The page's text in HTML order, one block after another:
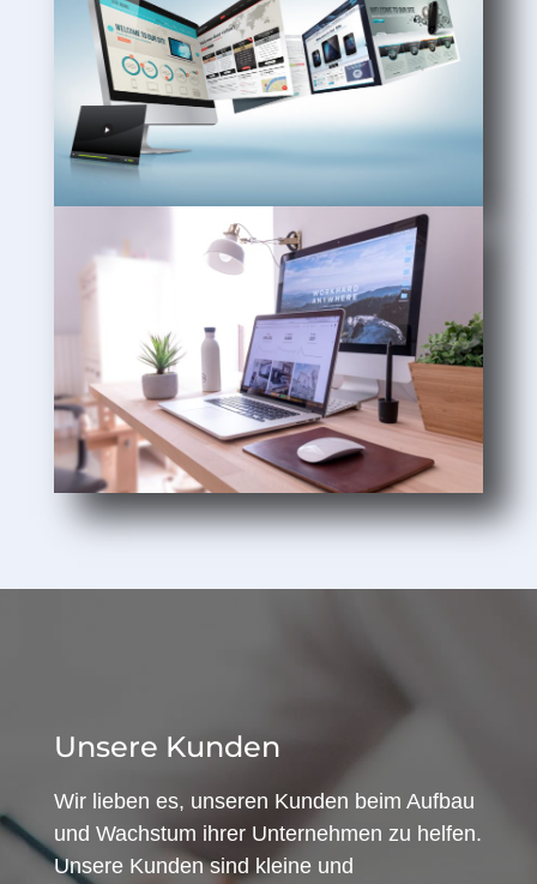
Unsere Kunden
Wir lieben es, unseren Kunden beim Aufbau
und Wachstum ihrer Unternehmen zu helfen.
Unsere Kunden sind kleine und